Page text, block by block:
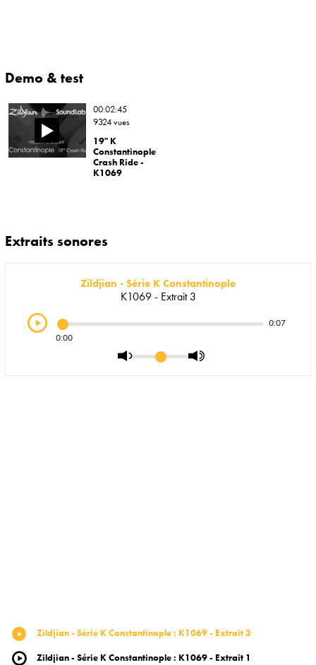
Demo & test
00:02:45
9324 vues
19" K
Constantinople
Crash Ride -
K1069
Extraits sonores
Zildjian - Série K Constantinople
K1069 - Extrait 3
0:00
0:07
Zildjian - Série K Constantinople: K1069 - Extrait 3
Zildjian - Série K Constantinople: K1069 - Extrait 1